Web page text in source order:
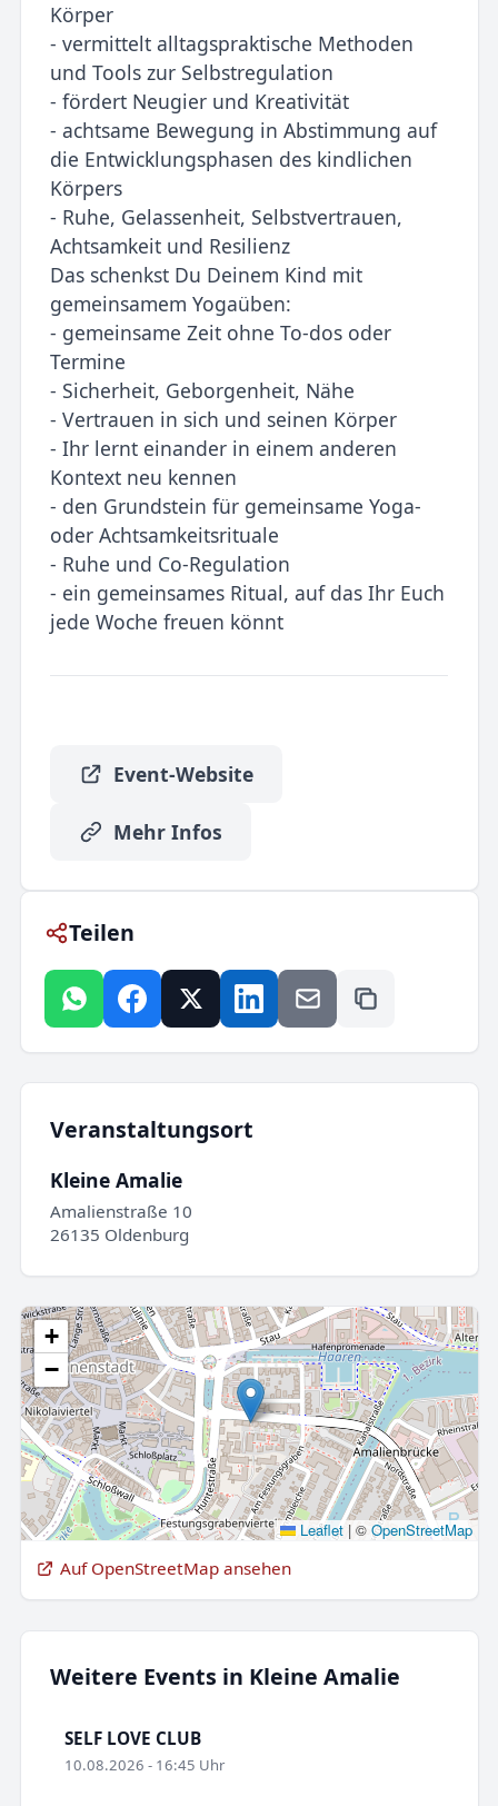
Körper
- vermittelt alltagspraktische Methoden
und Tools zur Selbstregulation
- fördert Neugier und Kreativität
- achtsame Bewegung in Abstimmung auf
die Entwicklungsphasen des kindlichen
Körpers
- Ruhe, Gelassenheit, Selbstvertrauen,
Achtsamkeit und Resilienz
Das schenkst Du Deinem Kind mit
gemeinsamem Yogaüben:
- gemeinsame Zeit ohne To-dos oder
Termine
- Sicherheit, Geborgenheit, Nähe
- Vertrauen in sich und seinen Körper
- Ihr lernt einander in einem anderen
Kontext neu kennen
- den Grundstein für gemeinsame Yoga-
oder Achtsamkeitsrituale
- Ruhe und Co-Regulation
- ein gemeinsames Ritual, auf das Ihr Euch
jede Woche freuen könnt
Event-Website
Mehr Infos
Teilen
Veranstaltungsort
Kleine Amalie
Amalienstraße 10
26135 Oldenburg
+
−
Leaflet |© OpenStreetMap
Auf OpenStreetMap ansehen
Weitere Events in Kleine Amalie
SELF LOVE CLUB
10.08.2026 - 16:45 Uhr